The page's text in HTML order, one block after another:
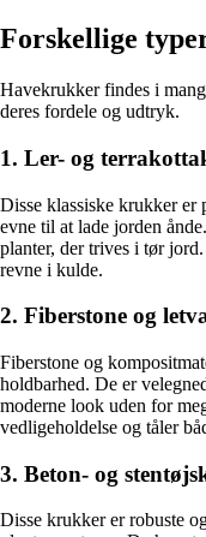
Forskellige
Havekrukker findes i
deres fordele og udtryk.
1. Ler- og
Disse klassiske krukker er
evne til at lade jorden
planter, der trives i tør
revne i kulde.
2. Fiberstone og
Fiberstone og
holdbarhed. De er
moderne look uden for
vedligeholdelse og tåler
3. Beton- og
Disse krukker er robuste